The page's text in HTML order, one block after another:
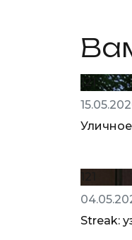
121
Streak: